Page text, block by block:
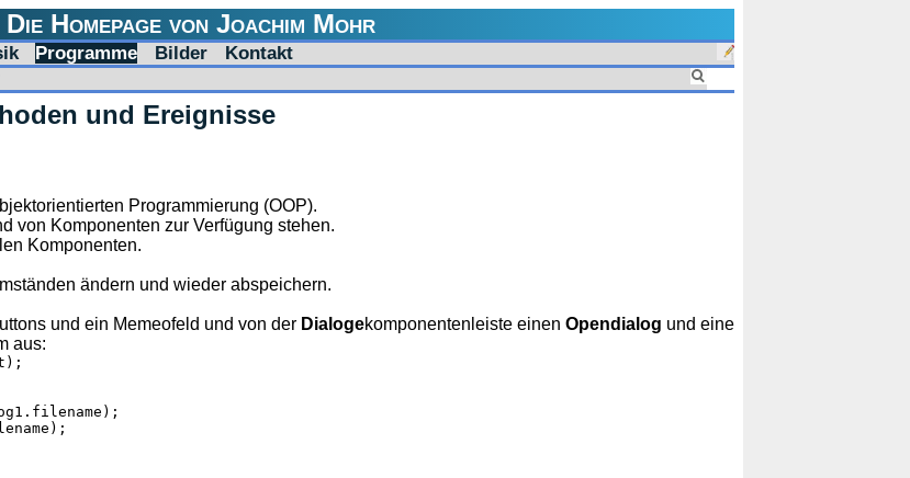
Die Homepage von Joachim Mohr
Programme Bilder
Kontakt
und Ereignisse
Programmierung (OOP).
von Komponenten zur Verfügung stehen.
Komponenten.
ändern und wieder abspeichern.
und ein Memeofeld und von der Dialogekomponentenleiste einen Opendialog und eine
aus: